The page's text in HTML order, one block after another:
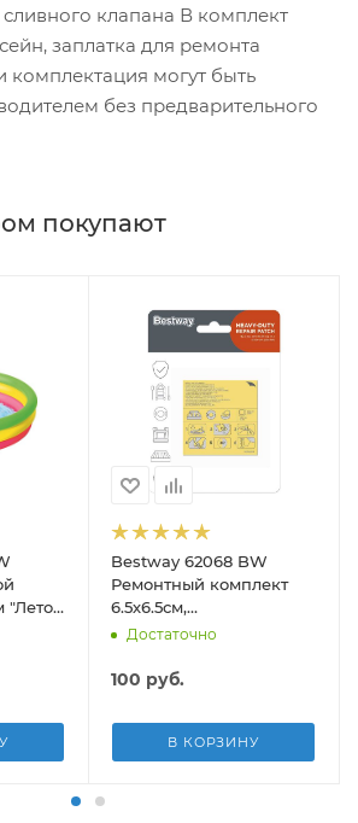
клапана В комплект
заплатка для ремонта
комплектация могут быть
без предварительного
покупают
"Лето"
Bestway 62068 BW
Ремонтный комплект
6.5х6.5см,
самоклеящиеся
Достаточно
100 руб.
В КОРЗИНУ